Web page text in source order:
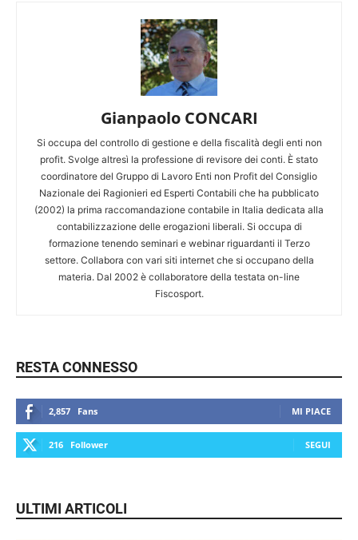
Gianpaolo CONCARI
Si occupa del controllo di gestione e della fiscalità degli enti non
profit. Svolge altresì la professione di revisore dei conti. È stato
coordinatore del Gruppo di Lavoro Enti non Profit del Consiglio
Nazionale dei Ragionieri ed Esperti Contabili che ha pubblicato
(2002) la prima raccomandazione contabile in Italia dedicata alla
contabilizzazione delle erogazioni liberali. Si occupa di
formazione tenendo seminari e webinar riguardanti il Terzo
settore. Collabora con vari siti internet che si occupano della
materia. Dal 2002 è collaboratore della testata on-line
Fiscosport.
RESTA CONNESSO
2,857 Fans MI PIACE
216 Follower SEGUI
ULTIMI ARTICOLI